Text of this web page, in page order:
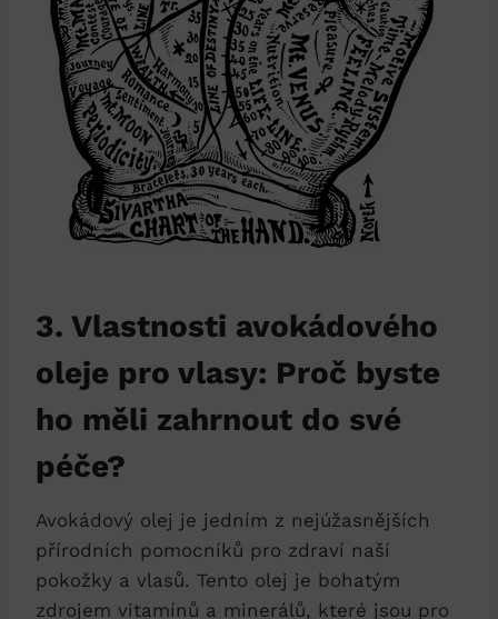
3. Vlastnosti avokádového
oleje pro vlasy: Proč byste
ho měli zahrnout do své
péče?
Avokádový olej je jedním z nejúžasnějších
přírodních pomocníků pro zdraví naší
pokožky a vlasů. Tento olej je bohatým
zdrojem vitamínů a minerálů, které jsou pro